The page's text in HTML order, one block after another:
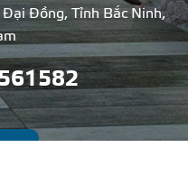
Đại Đồng, Tỉnh Bắc Ninh,